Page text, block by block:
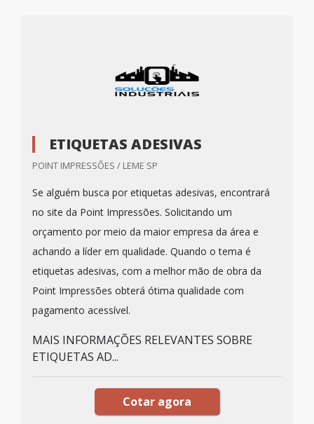
ETIQUETAS ADESIVAS
POINT IMPRESSÕES / LEME SP
Se alguém busca por etiquetas adesivas, encontrará
no site da Point Impressões. Solicitando um
orçamento por meio da maior empresa da área e
achando a líder em qualidade. Quando o tema é
etiquetas adesivas, com a melhor mão de obra da
Point Impressões obterá ótima qualidade com
pagamento acessível.
MAIS INFORMAÇÕES RELEVANTES SOBRE
ETIQUETAS AD...
Cotar agora